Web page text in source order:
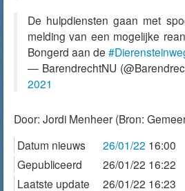
De hulpdiensten gaan met
melding van een mogelijke
Bongerd aan de
— BarendrechtNU
2021
Door: Jordi Menheer (Bron:
Datum nieuws
26/01/22 16:00
Gepubliceerd
26/01/22 16:22
Laatste update
26/01/22 16:23